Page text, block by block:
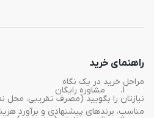
راهنمای خرید
مراحل خرید در یک نگاه
	1.	مشاوره رایگان
مناسب، برندهای پیشنهادی و برآورد هزینه